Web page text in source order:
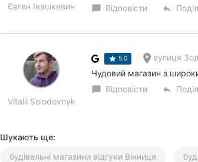
Євген Івашкевич
chat_bubble Відповісти reply
Vitalii Solodovnyk
5.0 вулиця
Чудовий магазин з
chat_bubble Відповісти reply
Шукають ще:
будівельні магазини відгуки Вінниця